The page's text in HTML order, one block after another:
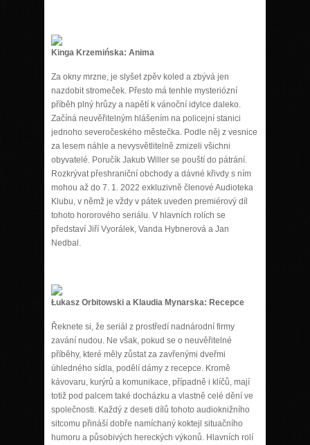
Kinga Krzemińska: Anima
Za okny mrzne, je slyšet zpěv koled a zbývá jen
nazdobit stromeček. Přesto má tenhle mysteriózní
příběh plný hrůzy a napětí k vánoční idylce daleko.
Začíná neuvěřitelným hlášením na policejní stanici
jednoho severočeského městečka. Podle něj z vesnice
za lesem náhle a nevysvětlitelně zmizeli všichni
obyvatelé. Poručík Jakub Willer se pouští do pátrání.
Rozkrývat přeshraniční obchody a dávné křivdy s ním
mohou až do 7. 1. 2022 exkluzivně členové Audioteka
Klubu, v němž je vždy v pátek uveden premiérový díl
tohoto hororového seriálu. V hlavních rolích se
představí Jiří Vyorálek, Vanda Hybnerová a Jan
Nedbal.
Łukasz Orbitowski a Klaudia Mynarska: Recepce
Řeknete si, že seriál z prostředí nadnárodní firmy
zavání nudou. Ne však, pokud se o neuvěřitelné
příběhy, které měly zůstat za zavřenými dveřmi
úhledného sídla, podělí dámy z recepce. Kromě
kávovaru, kurýrů a komunikace, případně i klíčů, mají
totiž pod palcem také docházku a vlastně celé dění ve
společnosti. Každý z deseti dílů tohoto audioknižního
sitcomu přináší dobře namíchaný koktejl situačního
humoru a působivých hereckých výkonů. Hlavních rolí